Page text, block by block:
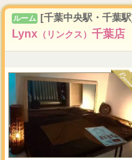
ルーム [千葉中央駅・千葉
Lynx （リンクス） 千葉店